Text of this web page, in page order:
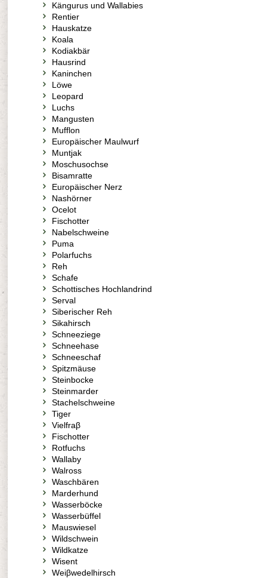
Kängurus und Wallabies
Rentier
Hauskatze
Koala
Kodiakbär
Hausrind
Kaninchen
Löwe
Leopard
Luchs
Mangusten
Mufflon
Europäischer Maulwurf
Muntjak
Moschusochse
Bisamratte
Europäischer Nerz
Nashörner
Ocelot
Fischotter
Nabelschweine
Puma
Polarfuchs
Reh
Schafe
Schottisches Hochlandrind
Serval
Siberischer Reh
Sikahirsch
Schneeziege
Schneehase
Schneeschaf
Spitzmäuse
Steinbocke
Steinmarder
Stachelschweine
Tiger
Vielfraβ
Fischotter
Rotfuchs
Wallaby
Walross
Waschbären
Marderhund
Wasserböcke
Wasserbüffel
Mauswiesel
Wildschwein
Wildkatze
Wisent
Weiβwedelhirsch